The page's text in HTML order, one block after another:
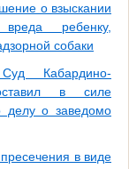
о взыскании
ребенку,
собаки
Кабардино-
в силе
делу о заведомо
в виде